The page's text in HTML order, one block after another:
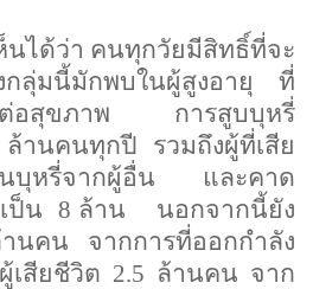
นได้ว่า คนทุกวัยมีสิทธิ์ที่จะ
กลุ่มนี้มักพบในผู้สูงอายุ
ที่
ต่อสุขภาพ การสูบบุหรี่
ล้านคนทุกปี
รวมถึงผู้ที่เสีย
นบุหรี่จากผู้อื่น และคาด
ป็น 8 ล้าน
นอกจากนี้ยัง
นคน จากการที่ออกกำลัง
เสียชีวิต 2.5 ล้านคน จาก